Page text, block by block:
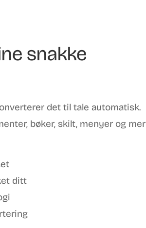
snakke
det til tale automatisk.
bøker, skilt, menyer og mer
ditt